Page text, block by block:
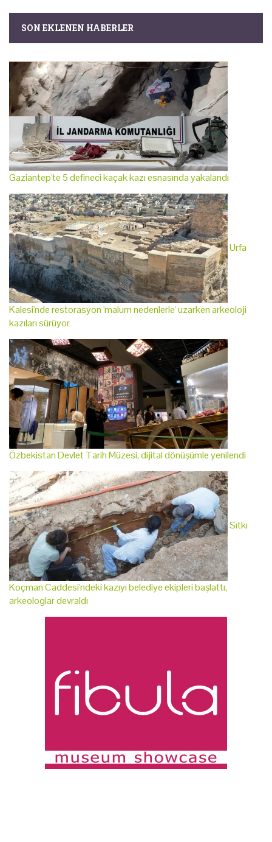
SON EKLENEN HABERLER
Gaziantep'te 5 defineci kaçak kazı esnasında yakalandı
Urfa
Kalesi'nde restorasyon 'malum nedenlerle' uzarken arkeoloji
kazıları sürüyor
Özbekistan Devlet Tarih Müzesi, dijital dönüşümle yenilendi
Sıtkı
Koçman Caddesi'ndeki kazıyı belediye ekipleri başlattı,
arkeologlar devraldı